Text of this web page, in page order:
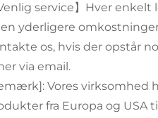
Venlig service】Hver
yderligere
os, hvis der opstår
via email.
Vores virksomhed
fra Europa og